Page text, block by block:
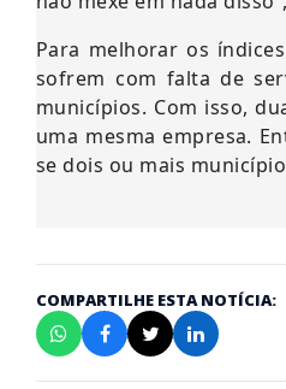
Para melhorar os
sofrem com falta de
municípios. Com isso,
uma mesma empresa.
se dois ou mais
COMPARTILHE ESTA NOTÍCIA: